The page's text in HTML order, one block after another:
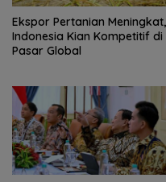
Ekspor Pertanian Meningkat,
Indonesia Kian Kompetitif di
Pasar Global